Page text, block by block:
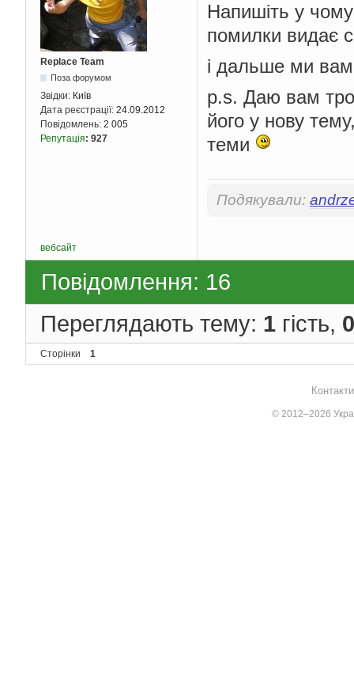
Replace Team
Поза форумом
Звідки: Київ
Дата реєстрації: 24.09.2012
Повідомлень: 2 005
Репутація: 927
Напишіть у чому
помилки видає
і дальше ми
p.s. Даю вам
його у нову
теми
Подякували:
вебсайт
Повідомлення: 16
Переглядають тему: 1 гість, 0
Сторінки 1
© 2012–2026